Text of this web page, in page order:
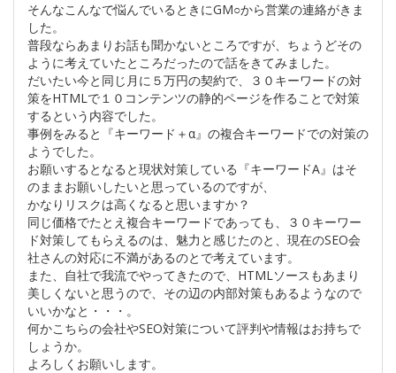
そんなこんなで悩んでいるときにGM○から営業の連絡がきま
した。
普段ならあまりお話も聞かないところですが、ちょうどその
ように考えていたところだったので話をきてみました。
だいたい今と同じ月に５万円の契約で、３０キーワードの対
策をHTMLで１０コンテンツの静的ページを作ることで対策
するという内容でした。
事例をみると『キーワード＋α』の複合キーワードでの対策の
ようでした。
お願いするとなると現状対策している『キーワードA』はそ
のままお願いしたいと思っているのですが、
かなりリスクは高くなると思いますか？
同じ価格でたとえ複合キーワードであっても、３０キーワー
ド対策してもらえるのは、魅力と感じたのと、現在のSEO会
社さんの対応に不満があるのとで考えています。
また、自社で我流でやってきたので、HTMLソースもあまり
美しくないと思うので、その辺の内部対策もあるようなので
いいかなと・・・。
何かこちらの会社やSEO対策について評判や情報はお持ちで
しょうか。
よろしくお願いします。